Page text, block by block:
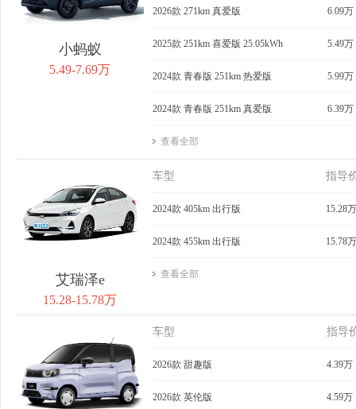
小蚂蚁
5.49-7.69万
2026款 271km 真爱版 6.09万
2025款 251km 喜爱版 25.05kWh 5.49万
2024款 青春版 251km 热爱版 5.99万
2024款 青春版 251km 真爱版 6.39万
查看全部
艾瑞泽e
15.28-15.78万
车型 指导
2024款 405km 出行版 15.28万
2024款 455km 出行版 15.78万
查看全部
车型 指导
2026款 甜趣版 4.39万
2026款 英伦版 4.59万